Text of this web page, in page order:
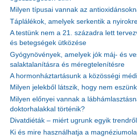
Milyen típusai vannak az
Táplálékok, amelyek serkentik a
A testünk nem a 21. századra lett
és betegségek ütközése
Gyógynövények, amelyek jók máj- és
salaktalanításra és méregtelenítésre
A hormonháztartásunk a közösségi
Milyen jelekből látszik, hogy nem
Milyen előnyei vannak a
doktorhalakkal történik?
Divatdiéták – miért ugrunk egyik
Ki és mire használhatja a